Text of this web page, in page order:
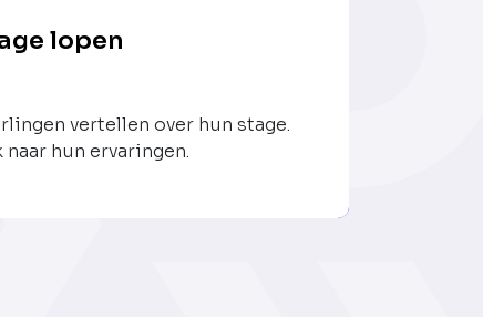
lopen
vertellen over hun stage.
naar hun ervaringen.